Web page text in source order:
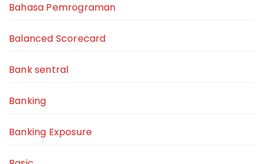
Bahasa Pemrograman
Balanced Scorecard
Bank sentral
Banking
Banking Exposure